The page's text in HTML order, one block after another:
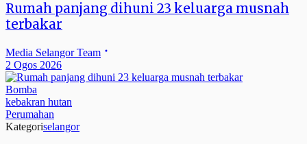
Rumah panjang dihuni 23 keluarga musnah
terbakar
Media Selangor Team
2 Ogos 2026
Bomba
kebakran hutan
Perumahan
Kategoriselangor